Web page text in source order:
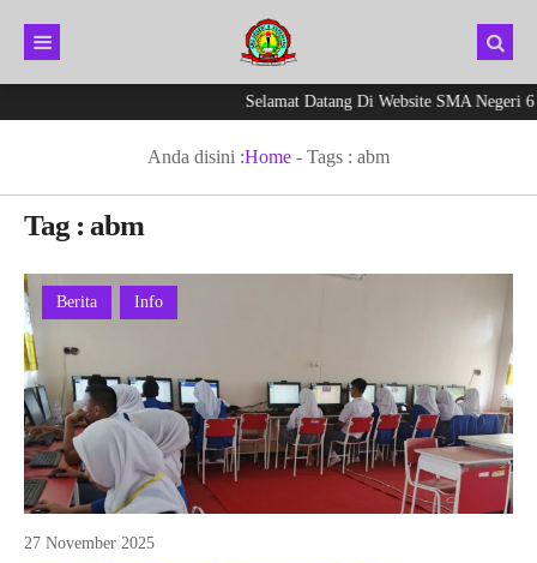
Selamat Datang Di Website SMA Negeri 6
Anda disini :Home - Tags : abm
Tag : abm
Berita Info
27 November 2025